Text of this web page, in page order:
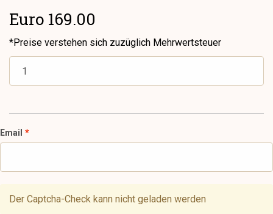
Euro 169.00
*Preise verstehen sich zuzüglich Mehrwertsteuer
Email
Der Captcha-Check kann nicht geladen werden